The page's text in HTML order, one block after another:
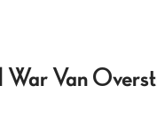
War Van